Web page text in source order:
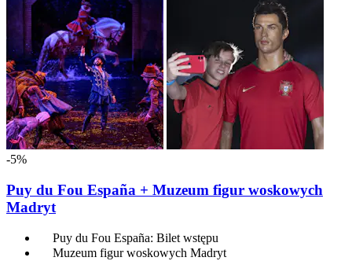
-5%
Puy du Fou España + Muzeum figur woskowych
Madryt
Puy du Fou España: Bilet wstępu
Muzeum figur woskowych Madryt